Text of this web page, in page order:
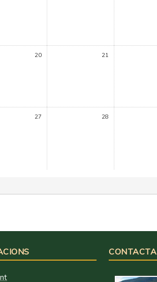
20 21
27 28
CONTACTA